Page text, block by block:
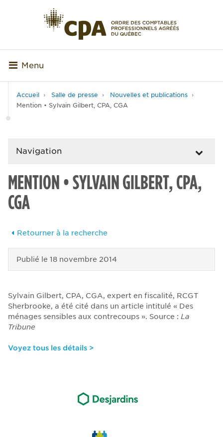
Menu
Accueil Salle de presse
Nouvelles et publications
Mention • Sylvain Gilbert, CPA, CGA
Navigation
MENTION • SYLVAIN GILBERT, CPA,
CGA
Retourner à la recherche
Publié le 18 novembre 2014
Sylvain Gilbert, CPA, CGA, expert en fiscalité, RCGT
Sherbrooke, a été cité dans un article intitulé « Des
ménages sensibles aux contrecoups ». Source : La
Tribune
Voyez tous les détails >